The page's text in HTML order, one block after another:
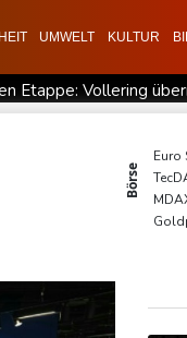
UMWELT KULTUR
Etappe: Vollering
vor Folgen
Ex-
Wärmekraftwerke mehr
Börse
Euro